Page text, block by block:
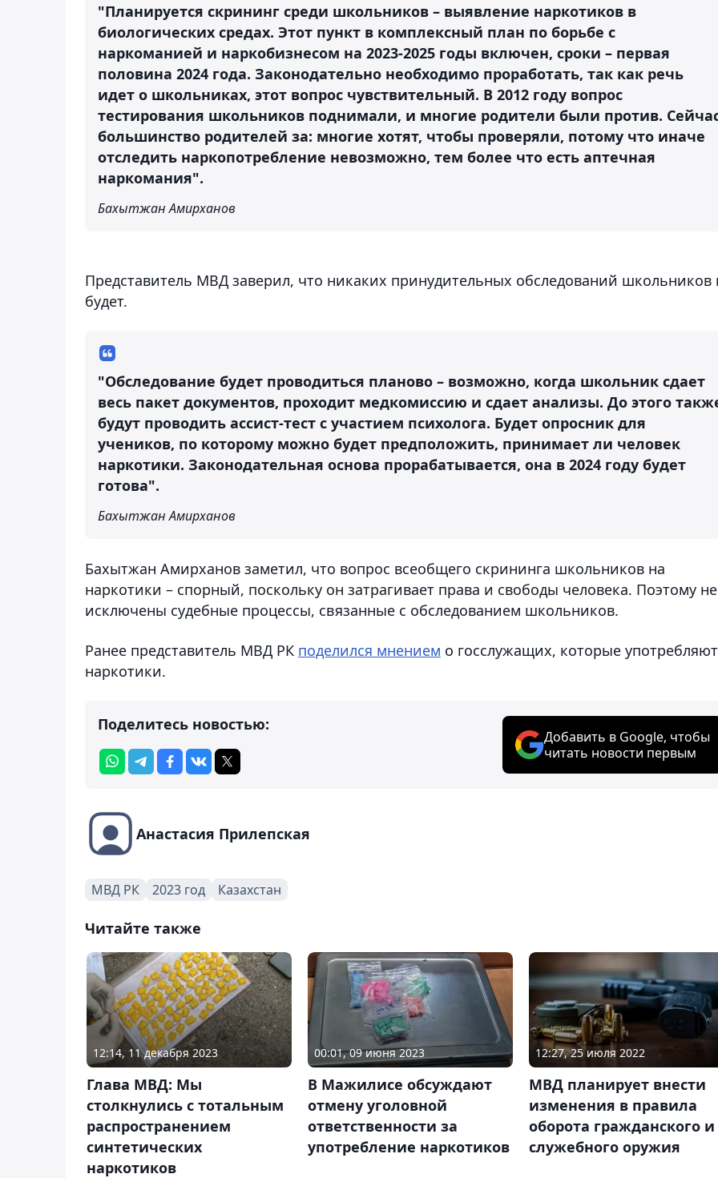
"Планируется скрининг среди школьников – выявление наркотиков в
биологических средах. Этот пункт в комплексный план по борьбе с
наркоманией и наркобизнесом на 2023-2025 годы включен, сроки – первая
половина 2024 года. Законодательно необходимо проработать, так как речь
идет о школьниках, этот вопрос чувствительный. В 2012 году вопрос
тестирования школьников поднимали, и многие родители были против.
большинство родителей за: многие хотят, чтобы проверяли, потому что иначе
отследить наркопотребление невозможно, тем более что есть аптечная
наркомания".
Бахытжан Амирханов
Представитель МВД заверил, что никаких принудительных обследований школьников
будет.
"Обследование будет проводиться планово – возможно, когда школьник сдает
весь пакет документов, проходит медкомиссию и сдает анализы. До этого
будут проводить ассист-тест с участием психолога. Будет опросник для
учеников, по которому можно будет предположить, принимает ли человек
наркотики. Законодательная основа прорабатывается, она в 2024 году будет
готова".
Бахытжан Амирханов
Бахытжан Амирханов заметил, что вопрос всеобщего скрининга школьников на
наркотики – спорный, поскольку он затрагивает права и свободы человека. Поэтому не
исключены судебные процессы, связанные с обследованием школьников.
Ранее представитель МВД РК поделился мнением о госслужащих, которые употребляют
наркотики.
Поделитесь новостью:
Добавить в Google, чтобы
читать новости первым
Анастасия Прилепская
МВД РК 2023 год Казахстан
Читайте также
12:14, 11 декабря 2023
Глава МВД: Мы
столкнулись с тотальным
распространением
синтетических
наркотиков
00:01, 09 июня 2023
В Мажилисе обсуждают
отмену уголовной
ответственности за
употребление наркотиков
12:27, 25 июля 2022
МВД планирует внести
изменения в правила
оборота гражданского и
служебного оружия